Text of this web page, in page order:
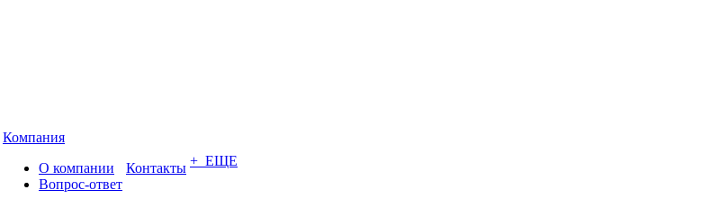
Компания
О компании
Вопрос-ответ
Контакты + ЕЩЕ